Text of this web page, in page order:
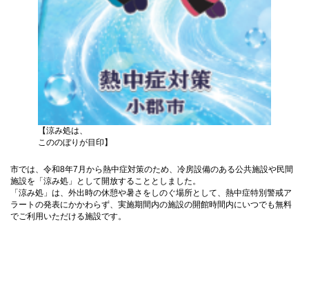
【涼み処は、
こののぼりが目印】
市では、令和8年7月から熱中症対策のため、冷房設備のある公共施設や民間
施設を「涼み処」として開放することとしました。
「涼み処」は、外出時の休憩や暑さをしのぐ場所として、熱中症特別警戒ア
ラートの発表にかかわらず、実施期間内の施設の開館時間内にいつでも無料
でご利用いただける施設です。